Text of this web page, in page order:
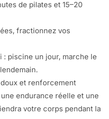
de pilates et 15–20
fractionnez vos
: piscine un jour, marche le
et renforcement
endurance réelle et une
votre corps pendant la